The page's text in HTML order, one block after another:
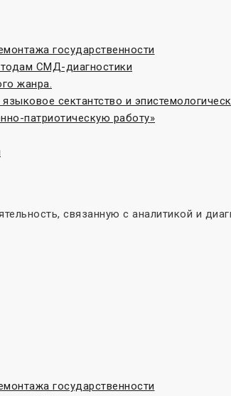
государственности
СМД-диагностики
жанра.
сектантство и
патриотическую работу»
связанную с аналитикой и
государственности